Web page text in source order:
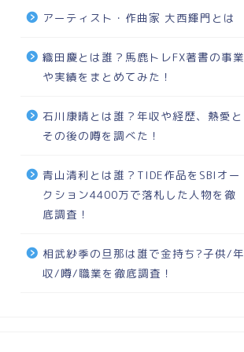
アーティスト・作曲家 大西輝門とは
織田慶とは誰？馬鹿トレFX著書の事業
や実績をまとめてみた！
石川康晴とは誰？年収や経歴、熱愛と
その後の噂を調べた！
青山清利とは誰？TIDE作品をSBIオー
クション4400万で落札した人物を徹
底調査！
相武紗季の旦那は誰で金持ち?子供/年
収/噂/職業を徹底調査！